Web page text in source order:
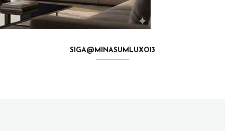
SIGA@MINASUMLUXO13